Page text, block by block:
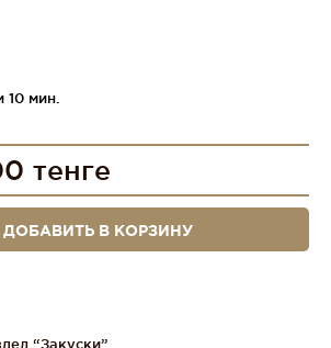
10 мин.
тенге
ДОБАВИТЬ В КОРЗИНУ
“Закуски”